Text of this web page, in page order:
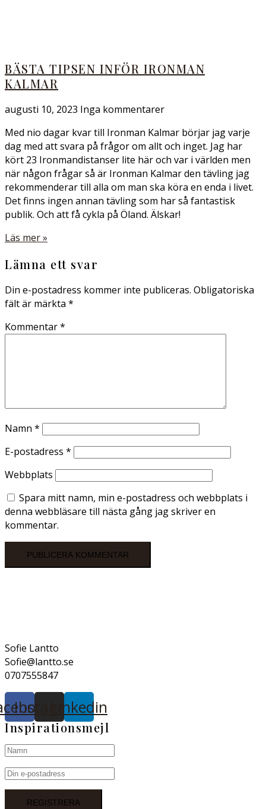
BÄSTA TIPSEN INFÖR IRONMAN
KALMAR
augusti 10, 2023 Inga kommentarer
Med nio dagar kvar till Ironman Kalmar börjar jag varje
dag med att svara på frågor om allt och inget. Jag har
kört 23 Ironmandistanser lite här och var i världen men
när någon frågar så är Ironman Kalmar den tävling jag
rekommenderar till alla om man ska köra en enda i livet.
Det finns ingen annan tävling som har så fantastisk
publik. Och att få cykla på Öland. Älskar!
Läs mer »
Lämna ett svar
Din e-postadress kommer inte publiceras. Obligatoriska
fält är märkta *
Kommentar*
Namn *
E-postadress *
Webbplats
Spara mitt namn, min e-postadress och webbplats i
denna webbläsare till nästa gång jag skriver en
kommentar.
Sofie Lantto
Sofie@lantto.se
0707555847
InstagramLinkedin
Inspirationsmejl